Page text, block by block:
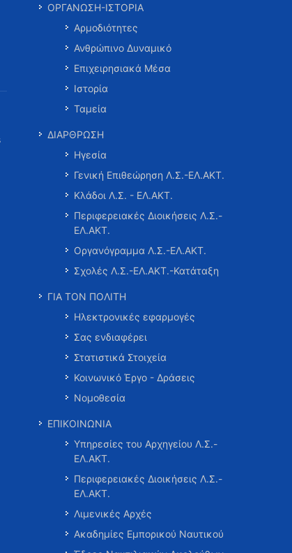
ΟΡΓΑΝΩΣΗ-ΙΣΤΟΡΙΑ
Αρμοδιότητες
Ανθρώπινο Δυναμικό
Επιχειρησιακά Μέσα
Ιστορία
Ταμεία
ΔΙΑΡΘΡΩΣΗ
Ηγεσία
Γενική Επιθεώρηση Λ.Σ.-ΕΛ.ΑΚΤ.
Κλάδοι Λ.Σ. - ΕΛ.ΑΚΤ.
Περιφερειακές Διοικήσεις Λ.Σ.-
ΕΛ.ΑΚΤ.
Οργανόγραμμα Λ.Σ.-ΕΛ.ΑΚΤ.
Σχολές Λ.Σ.-ΕΛ.ΑΚΤ.-Κατάταξη
ΓΙΑ ΤΟΝ ΠΟΛΙΤΗ
Ηλεκτρονικές εφαρμογές
Σας ενδιαφέρει
Στατιστικά Στοιχεία
Κοινωνικό Έργο - Δράσεις
Νομοθεσία
ΕΠΙΚΟΙΝΩΝΙΑ
Υπηρεσίες του Αρχηγείου Λ.Σ.-
ΕΛ.ΑΚΤ.
Περιφερειακές Διοικήσεις Λ.Σ.-
ΕΛ.ΑΚΤ.
Λιμενικές Αρχές
Ακαδημίες Εμπορικού Ναυτικού